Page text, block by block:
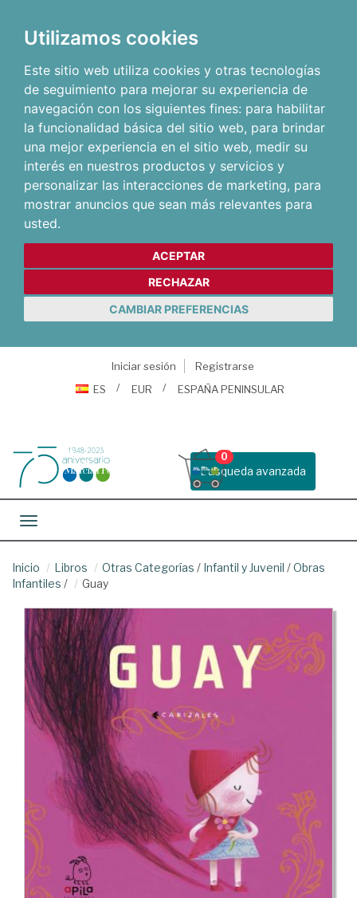
Utilizamos cookies
Este sitio web utiliza cookies y otras tecnologías
de seguimiento para mejorar su experiencia de
navegación con los siguientes fines: para habilitar
la funcionalidad básica del sitio web, para brindar
una mejor experiencia en el sitio web, medir su
interés en nuestros productos y servicios y
personalizar las interacciones de marketing, para
mostrar anuncios que sean más relevantes para
usted.
ACEPTAR
RECHAZAR
CAMBIAR PREFERENCIAS
Iniciar sesión
Registrarse
ES
EUR ESPAÑA PENINSULAR
Busqueda avanzada
0
Toggle navigation
Inicio Libros Otras Categorías / Infantil y Juvenil /Obras
Infantiles / Guay